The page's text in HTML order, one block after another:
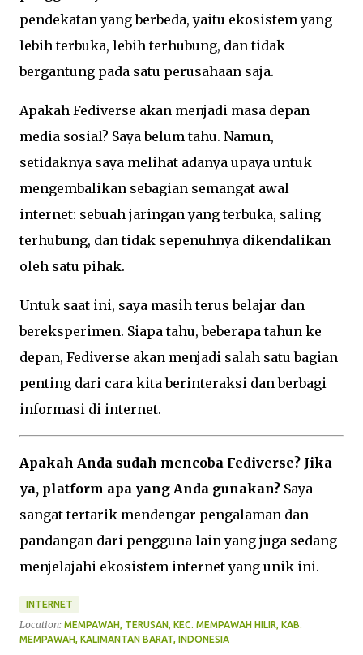
pendekatan yang berbeda, yaitu ekosistem yang
lebih terbuka, lebih terhubung, dan tidak
bergantung pada satu perusahaan saja.
Apakah Fediverse akan menjadi masa depan
media sosial? Saya belum tahu. Namun,
setidaknya saya melihat adanya upaya untuk
mengembalikan sebagian semangat awal
internet: sebuah jaringan yang terbuka, saling
terhubung, dan tidak sepenuhnya dikendalikan
oleh satu pihak.
Untuk saat ini, saya masih terus belajar dan
bereksperimen. Siapa tahu, beberapa tahun ke
depan, Fediverse akan menjadi salah satu bagian
penting dari cara kita berinteraksi dan berbagi
informasi di internet.
Apakah Anda sudah mencoba Fediverse? Jika
ya, platform apa yang Anda gunakan? Saya
sangat tertarik mendengar pengalaman dan
pandangan dari pengguna lain yang juga sedang
menjelajahi ekosistem internet yang unik ini.
INTERNET
Location: MEMPAWAH, TERUSAN, KEC. MEMPAWAH HILIR, KAB.
MEMPAWAH, KALIMANTAN BARAT, INDONESIA